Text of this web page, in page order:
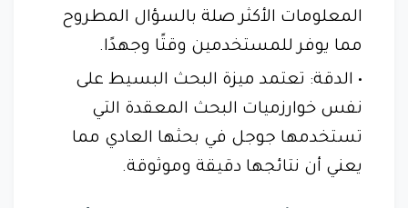
المعلومات الأكثر صلة بالسؤال المطروح
مما يوفر للمستخدمين وقتًا وجهدًا.
الدقة: تعتمد ميزة البحث البسيط على
نفس خوارزميات البحث المعقدة التي
تستخدمها جوجل في بحثها العادي مما
يعني أن نتائجها دقيقة وموثوقة.